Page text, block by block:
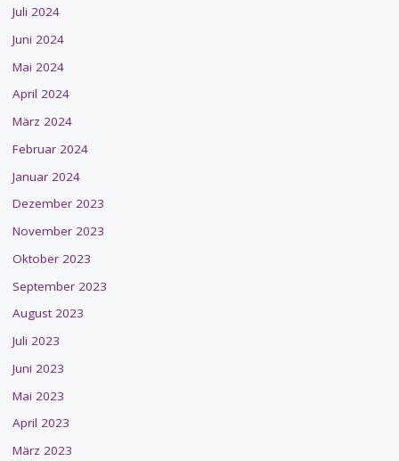
Juli 2024
Juni 2024
Mai 2024
April 2024
März 2024
Februar 2024
Januar 2024
Dezember 2023
November 2023
Oktober 2023
September 2023
August 2023
Juli 2023
Juni 2023
Mai 2023
April 2023
März 2023